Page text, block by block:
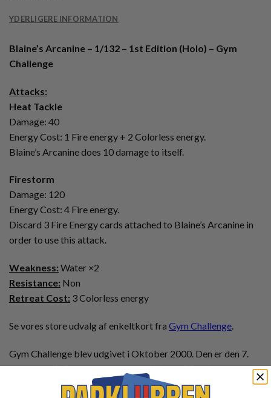
YDERLIGERE INFORMATION
Blaine’s Arcanine – 1/132 – 1st Edition (Holo) – Gym
Challenge
Attacks:
Heat Tackle
Damage: 40
Energy Cost: 1 Fire energy + 2 Colorless energy.
Blaine’s Arcanine does 10 damage to itself.
Firestorm
Damage: 120
Energy Cost: 4 Fire energy.
Discard 3 Fire Energy cards attached to Blaine’s Arcanine in
order to use this attack.
Weakness: Water ×2
Resistance: Non
Retreat Cost: 3 Colorless energy
Se vores store udvalg af enkeltkort fra Gym Challenge.
Gym Challenge blev udgivet i Oktober 2000. Den er den 7.
udvidelse til Base serierne og samtidig den 7. serie der blev
udgivet på engelsk.